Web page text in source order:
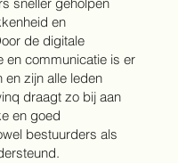
en
de digitale
en communicatie is er
zijn alle leden
draagt zo bij aan
en goed
bestuurders als